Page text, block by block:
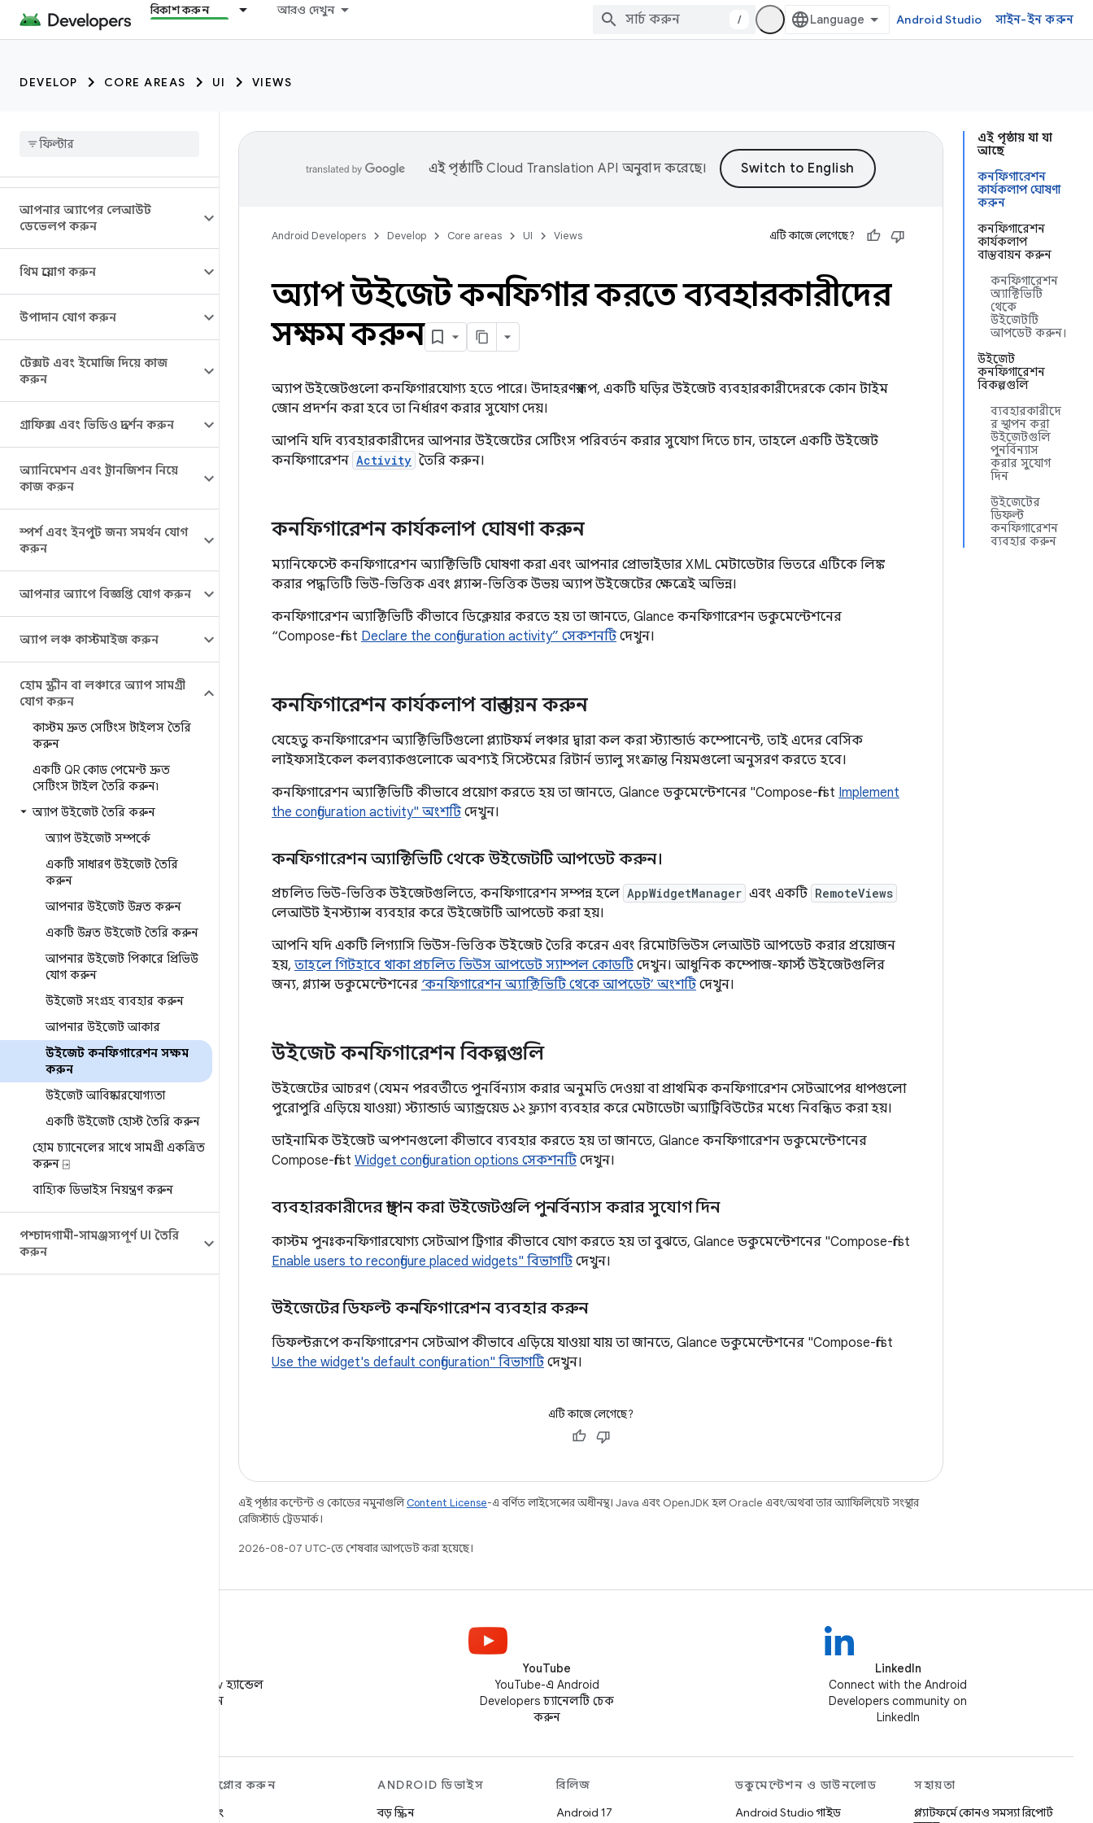
বিকাশ করুন আরও দেখুন
/ Android Studio সাইন-ইন করুন
DEVELOP CORE AREAS UI VIEWS
আপনার অ্যাপের লেআউট
ডেভেলপ করুন
থিম প্রয়োগ করুন
উপাদান যোগ করুন
টেক্সট এবং ইমোজি দিয়ে কাজ
করুন
গ্রাফিক্স এবং ভিডিও প্রদর্শন করুন
অ্যানিমেশন এবং ট্রানজিশন নিয়ে
কাজ করুন
স্পর্শ এবং ইনপুট জন্য সমর্থন যোগ
করুন
আপনার অ্যাপে বিজ্ঞপ্তি যোগ করুন
অ্যাপ লঞ্চ কাস্টমাইজ করুন
হোম স্ক্রীন বা লঞ্চারে অ্যাপ সামগ্রী
যোগ করুন
কাস্টম দ্রুত সেটিংস টাইলস তৈরি
করুন
একটি QR কোড পেমেন্ট দ্রুত
সেটিংস টাইল তৈরি করুন৷
অ্যাপ উইজেট তৈরি করুন
অ্যাপ উইজেট সম্পর্কে
একটি সাধারণ উইজেট তৈরি
করুন
আপনার উইজেট উন্নত করুন
একটি উন্নত উইজেট তৈরি করুন
আপনার উইজেট পিকারে প্রিভিউ
যোগ করুন
উইজেট সংগ্রহ ব্যবহার করুন
আপনার উইজেট আকার
উইজেট কনফিগারেশন সক্ষম
করুন
উইজেট আবিষ্কারযোগ্যতা
একটি উইজেট হোস্ট তৈরি করুন
হোম চ্যানেলের সাথে সামগ্রী একত্রিত
করুন ⍈
বাহ্যিক ডিভাইস নিয়ন্ত্রণ করুন
পশ্চাদগামী-সামঞ্জস্যপূর্ণ UI তৈরি
করুন
এই পৃষ্ঠায় যা যা
আছে
কনফিগারেশন
কার্যকলাপ ঘোষণা
করুন
কনফিগারেশন
কার্যকলাপ
বাস্তবায়ন করুন
কনফিগারেশন
অ্যাক্টিভিটি
থেকে
উইজেটটি
আপডেট করুন।
উইজেট
কনফিগারেশন
বিকল্পগুলি
ব্যবহারকারীদে
র স্থাপন করা
উইজেটগুলি
পুনর্বিন্যাস
করার সুযোগ
দিন
উইজেটের
ডিফল্ট
কনফিগারেশন
ব্যবহার করুন
এই পৃষ্ঠাটিCloud Translation API অনুবাদ করেছে।
Android Developers Develop Core areas UI Views এটি কাজে লেগেছে?
অ্যাপ উইজেট কনফিগার করতে ব্যবহারকারীদের
সক্ষম করুন
অ্যাপ উইজেটগুলো কনফিগারযোগ্য হতে পারে। উদাহরণস্বরূপ, একটি ঘড়ির উইজেট ব্যবহারকারীদেরকে কোন টাইম
জোন প্রদর্শন করা হবে তা নির্ধারণ করার সুযোগ দেয়।
আপনি যদি ব্যবহারকারীদের আপনার উইজেটের সেটিংস পরিবর্তন করার সুযোগ দিতে চান, তাহলে একটি উইজেট
কনফিগারেশন Activity তৈরি করুন।
কনফিগারেশন কার্যকলাপ ঘোষণা করুন
ম্যানিফেস্টে কনফিগারেশন অ্যাক্টিভিটি ঘোষণা করা এবং আপনার প্রোভাইডার XML মেটাডেটার ভিতরে এটিকে লিঙ্ক
করার পদ্ধতিটি ভিউ-ভিত্তিক এবং গ্ল্যান্স-ভিত্তিক উভয় অ্যাপ উইজেটের ক্ষেত্রেই অভিন্ন।
কনফিগারেশন অ্যাক্টিভিটি কীভাবে ডিক্লেয়ার করতে হয় তা জানতে, Glance কনফিগারেশন ডকুমেন্টেশনের
“Compose-first Declare the configuration activity” সেকশনটি দেখুন।
কনফিগারেশন কার্যকলাপ বাস্তবায়ন করুন
যেহেতু কনফিগারেশন অ্যাক্টিভিটিগুলো প্ল্যাটফর্ম লঞ্চার দ্বারা কল করা স্ট্যান্ডার্ড কম্পোনেন্ট, তাই এদের বেসিক
লাইফসাইকেল কলব্যাকগুলোকে অবশ্যই সিস্টেমের রিটার্ন ভ্যালু সংক্রান্ত নিয়মগুলো অনুসরণ করতে হবে।
কনফিগারেশন অ্যাক্টিভিটি কীভাবে প্রয়োগ করতে হয় তা জানতে, Glance ডকুমেন্টেশনের "Compose-first Implement
the configuration activity" অংশটি দেখুন।
কনফিগারেশন অ্যাক্টিভিটি থেকে উইজেটটি আপডেট করুন।
প্রচলিত ভিউ-ভিত্তিক উইজেটগুলিতে, কনফিগারেশন সম্পন্ন হলে AppWidgetManager এবং একটি RemoteViews
লেআউট ইনস্ট্যান্স ব্যবহার করে উইজেটটি আপডেট করা হয়।
আপনি যদি একটি লিগ্যাসি ভিউস-ভিত্তিক উইজেট তৈরি করেন এবং রিমোটভিউস লেআউট আপডেট করার প্রয়োজন
হয়, তাহলে গিটহাবে থাকা প্রচলিত ভিউস আপডেট স্যাম্পল কোডটি দেখুন। আধুনিক কম্পোজ-ফার্স্ট উইজেটগুলির
জন্য, গ্ল্যান্স ডকুমেন্টেশনের ‘কনফিগারেশন অ্যাক্টিভিটি থেকে আপডেট’ অংশটি দেখুন।
উইজেট কনফিগারেশন বিকল্পগুলি
উইজেটের আচরণ (যেমন পরবর্তীতে পুনর্বিন্যাস করার অনুমতি দেওয়া বা প্রাথমিক কনফিগারেশন সেটআপের ধাপগুলো
পুরোপুরি এড়িয়ে যাওয়া) স্ট্যান্ডার্ড অ্যান্ড্রয়েড ১২ ফ্ল্যাগ ব্যবহার করে মেটাডেটা অ্যাট্রিবিউটের মধ্যে নিবন্ধিত করা হয়।
ডাইনামিক উইজেট অপশনগুলো কীভাবে ব্যবহার করতে হয় তা জানতে, Glance কনফিগারেশন ডকুমেন্টেশনের
Compose-first Widget configuration options সেকশনটি দেখুন।
ব্যবহারকারীদের স্থাপন করা উইজেটগুলি পুনর্বিন্যাস করার সুযোগ দিন
কাস্টম পুনঃকনফিগারযোগ্য সেটআপ ট্রিগার কীভাবে যোগ করতে হয় তা বুঝতে, Glance ডকুমেন্টেশনের "Compose-first
Enable users to reconfigure placed widgets" বিভাগটি দেখুন।
উইজেটের ডিফল্ট কনফিগারেশন ব্যবহার করুন
ডিফল্টরূপে কনফিগারেশন সেটআপ কীভাবে এড়িয়ে যাওয়া যায় তা জানতে, Glance ডকুমেন্টেশনের "Compose-first
Use the widget's default configuration" বিভাগটি দেখুন।
এটি কাজে লেগেছে?
এই পৃষ্ঠার কন্টেন্ট ও কোডের নমুনাগুলিContent License-এ বর্ণিত লাইসেন্সের অধীনস্থ। Java এবং OpenJDK হল Oracle এবং/অথবা তার অ্যাফিলিয়েট সংস্থার
রেজিস্টার্ড ট্রেডমার্ক।
2026-08-07 UTC-তে শেষবার আপডেট করা হয়েছে।
X-এ @AndroidDev হ্যান্ডেল
ফলো করুন
YouTube
YouTube-এ Android
Developers চ্যানেলটি চেক
করুন
LinkedIn
Connect with the Android
Developers community on
LinkedIn
এক্সপ্লোর করুন
গেমিং
ANDROID ডিভাইস
বড় স্ক্রিন
রিলিজ
Android 17
ডকুমেন্টেশন ও ডাউনলোড
Android Studio গাইড
সহায়তা
প্ল্যাটফর্মে কোনও সমস্যা রিপোর্ট